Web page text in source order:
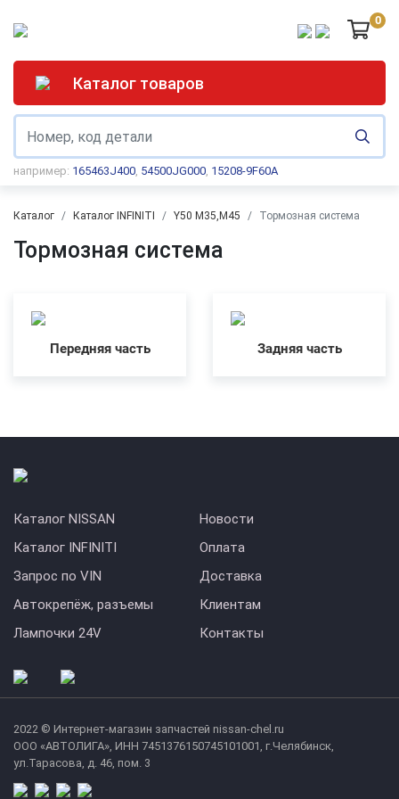
0
Каталог товаров
например: 165463J400, 54500JG000, 15208-9F60A
Каталог Каталог INFINITI Y50 M35,M45 Тормозная система
Тормозная система
Передняя часть Задняя часть
Каталог NISSAN
Каталог INFINITI
Запрос по VIN
Автокрепёж, разъемы
Лампочки 24V
Новости
Оплата
Доставка
Клиентам
Контакты
2022 © Интернет-магазин запчастей nissan-chel.ru
ООО «АВТОЛИГА», ИНН 7451376150745101001, г.Челябинск,
ул.Тарасова, д. 46, пом. 3